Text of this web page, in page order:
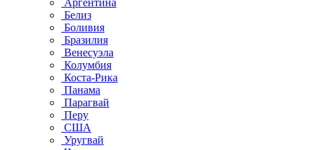
Аргентина
Белиз
Боливия
Бразилия
Венесуэла
Колумбия
Коста-Рика
Панама
Парагвай
Перу
США
Уругвай